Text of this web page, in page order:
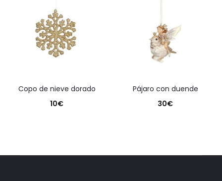
copo de nieve dorado
10€
pájaro con duende
30€